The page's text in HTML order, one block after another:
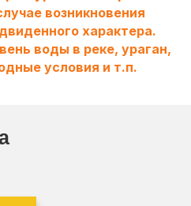
возникновения
характера.
воды в реке, ураган,
условия и т.п.